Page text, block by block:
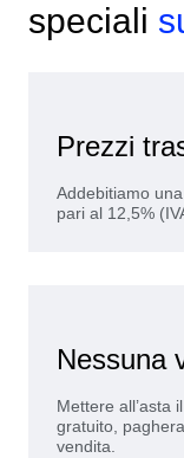
speciali
Prezzi
Addebitiamo
pari al 12,5%
Nessuna
Mettere all’asta
gratuito,
vendita.